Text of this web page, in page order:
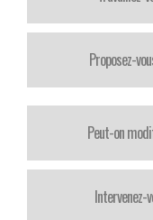
Proposez-
Peut-on
Intervenez-